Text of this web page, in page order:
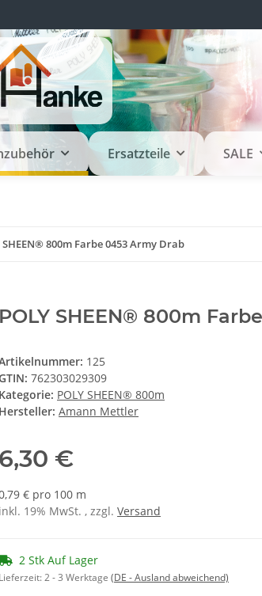
Ersatzteile SALE
SHEEN® 800m Farbe 0453 Army Drab
POLY SHEEN® 800m
125
762303029309
Kategorie: POLY SHEEN® 800m
Hersteller: Amann Mettler
6,30 €
€ pro 100 m
inkl. 19% MwSt. , zzgl. Versand
2 Stk Auf Lager
Lieferzeit:2 - 3 Werktage (DE - Ausland abweichend)